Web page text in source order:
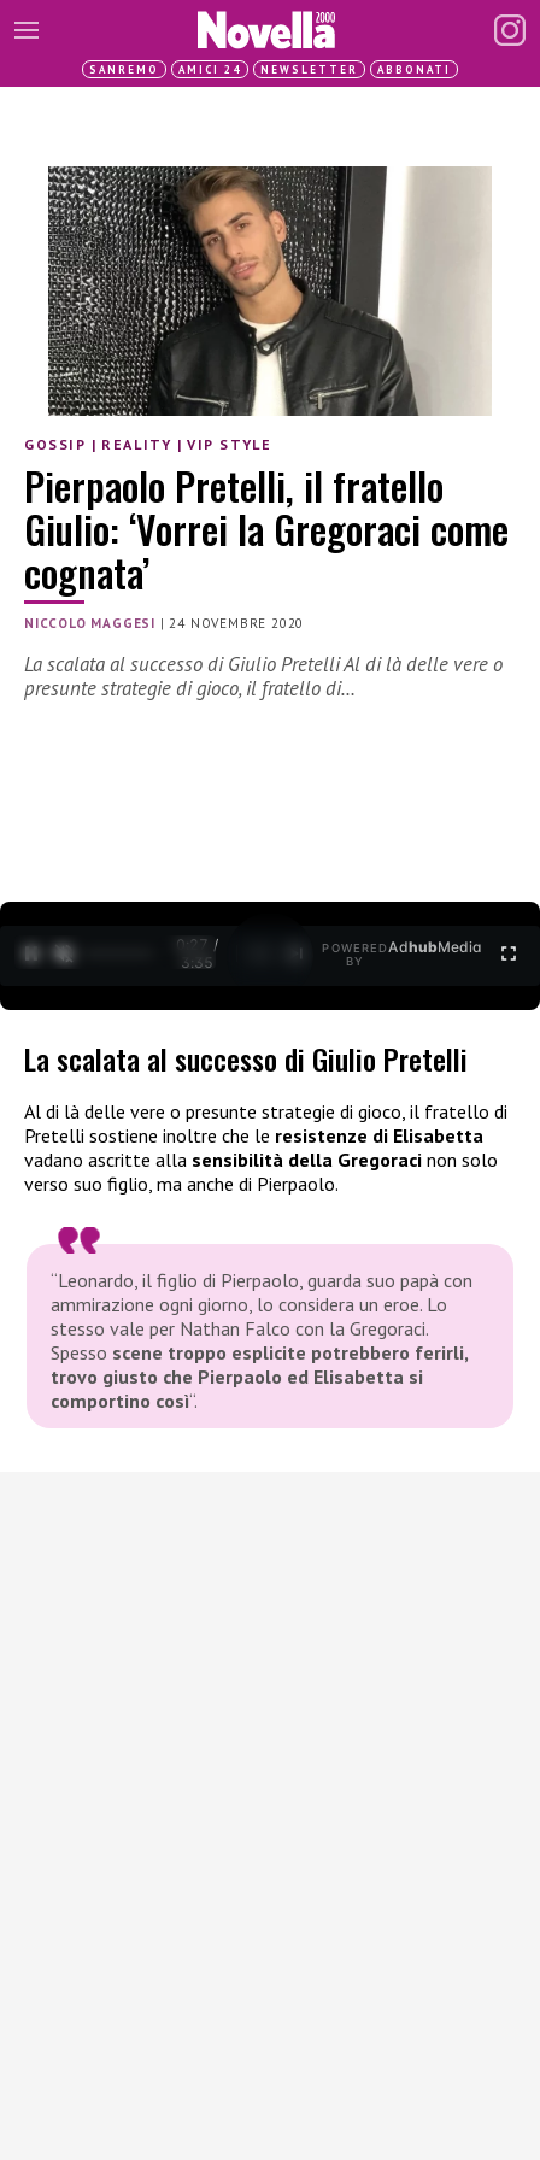
SANREMO AMICI 24 NEWSLETTER ABBONATI
GOSSIP | REALITY |VIP STYLE
Pierpaolo Pretelli, il fratello
Giulio: ‘Vorrei la Gregoraci come
cognata’
NICCOLO MAGGESI |24 NOVEMBRE 2020
La scalata al successo di Giulio Pretelli Al di là delle vere o
presunte strategie di gioco, il fratello di…
0:27 /
3:35
POWERED
BY
AdhubMedia
La scalata al successo di Giulio Pretelli
Al di là delle vere o presunte strategie di gioco, il fratello di
Pretelli sostiene inoltre che le resistenze di Elisabetta
vadano ascritte alla sensibilità della Gregoraci non solo
verso suo figlio, ma anche di Pierpaolo.
“Leonardo, il figlio di Pierpaolo, guarda suo papà con
ammirazione ogni giorno, lo considera un eroe. Lo
stesso vale per Nathan Falco con la Gregoraci.
Spesso scene troppo esplicite potrebbero ferirli,
trovo giusto che Pierpaolo ed Elisabetta si
comportino così“.